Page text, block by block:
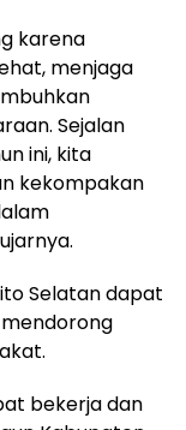
karena
menjaga
Sejalan
ini, kita
kekompakan
Selatan dapat
bekerja dan